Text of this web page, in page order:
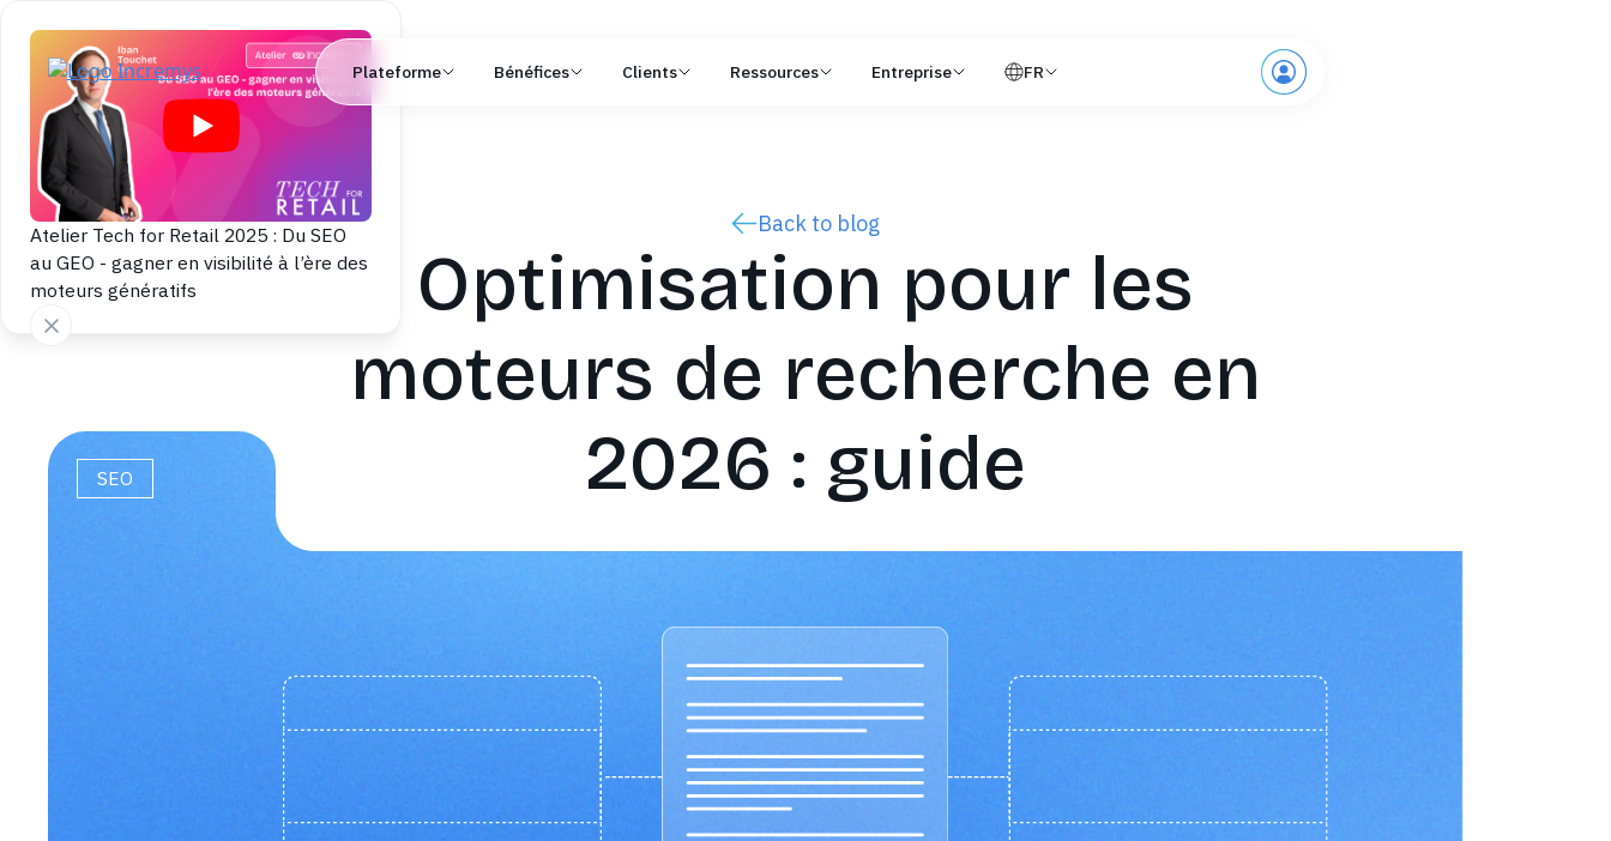
Plateforme Bénéfices Clients Ressources Entreprise FR
Atelier Tech for Retail 2025 : Du SEO
au GEO - gagner en visibilité à l’ère des
moteurs génératifs
Back to blog
Optimisation pour les
moteurs de recherche en
2026 : guide
SEO